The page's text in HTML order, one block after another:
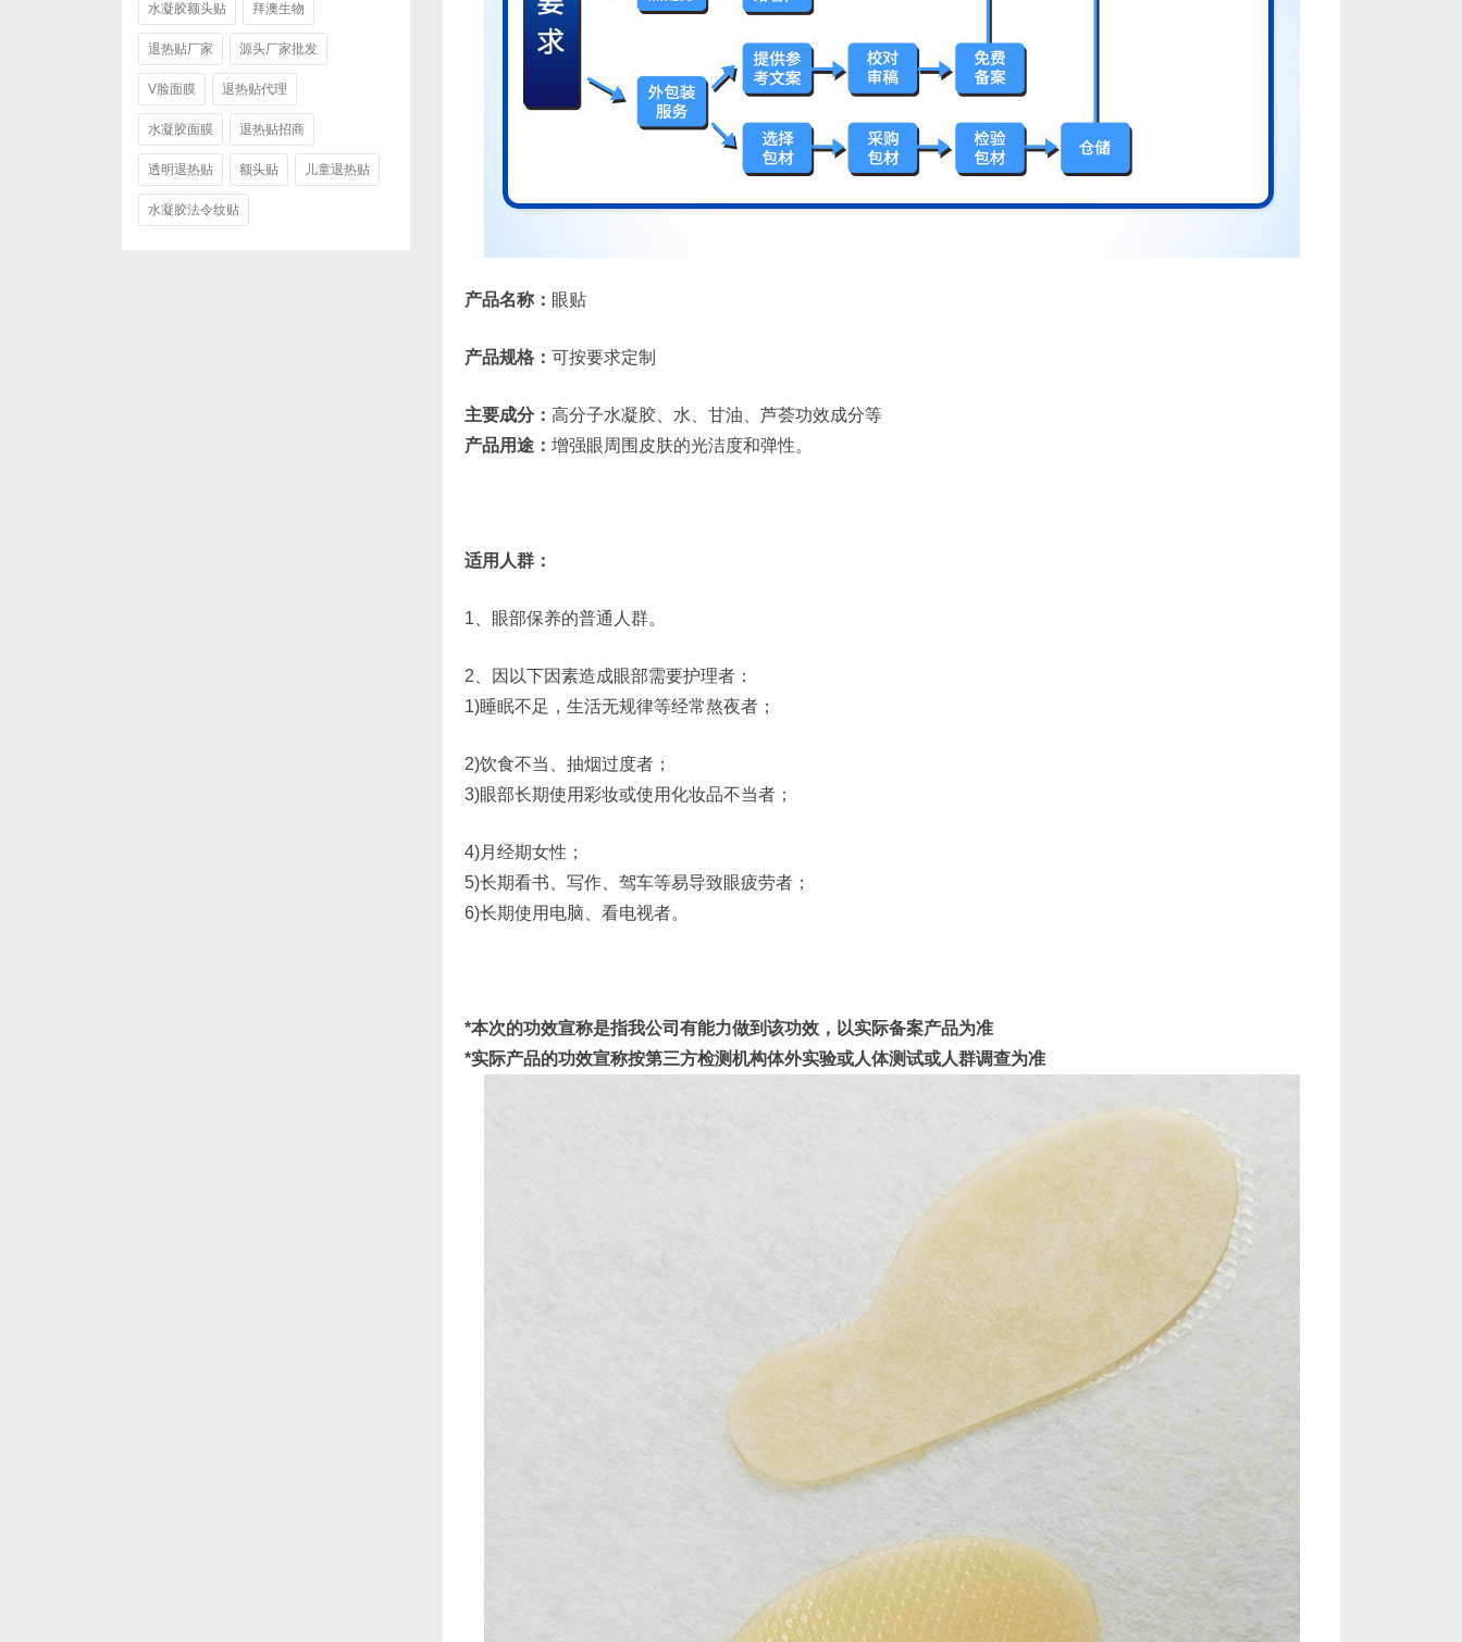
产品名称： 眼贴
产品规格： 可按要求定制
主要成分： 高分子水凝胶、水、甘油、芦荟功效成分等
产品用途： 增强眼周围皮肤的光洁度和弹性。
适用人群：
1、眼部保养的普通人群。
2、因以下因素造成眼部需要护理者：
1)睡眠不足，生活无规律等经常熬夜者；
2)饮食不当、抽烟过度者；
3)眼部长期使用彩妆或使用化妆品不当者；
4)月经期女性；
5)长期看书、写作、驾车等易导致眼疲劳者；
6)长期使用电脑、看电视者。
*本次的功效宣称是指我公司有能力做到该功效，以实际备案产品为准
*实际产品的功效宣称按第三方检测机构体外实验或人体测试或人群调查为准
水凝胶额头贴 拜澳生物
退热贴厂家 源头厂家批发
V脸面膜 退热贴代理
水凝胶面膜 退热贴招商
透明退热贴 额头贴 儿童退热贴
水凝胶法令纹贴